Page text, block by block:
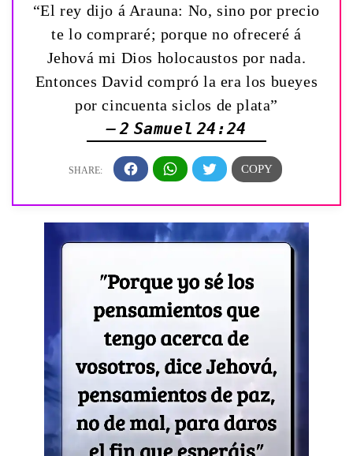
“El rey dijo á Arauna: No, sino por precio
te lo compraré; porque no ofreceré á
Jehová mi Dios holocaustos por nada.
Entonces David compró la era los bueyes
por cincuenta siclos de plata”
— 2 Samuel 24:24